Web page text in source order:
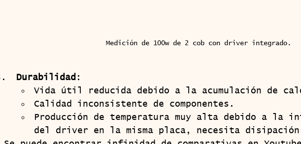
Medición de 100w de 2 cob con driver integrado.
Durabilidad :
Vida útil reducida debido a la acumulación de
Calidad inconsistente de componentes.
Producción de temperatura muy alta debido a la
del driver en la misma placa, necesita disipación